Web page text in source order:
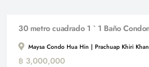
Maysa Condo Hua Hin | Prachuap Khiri Khan
฿ 3,000,000